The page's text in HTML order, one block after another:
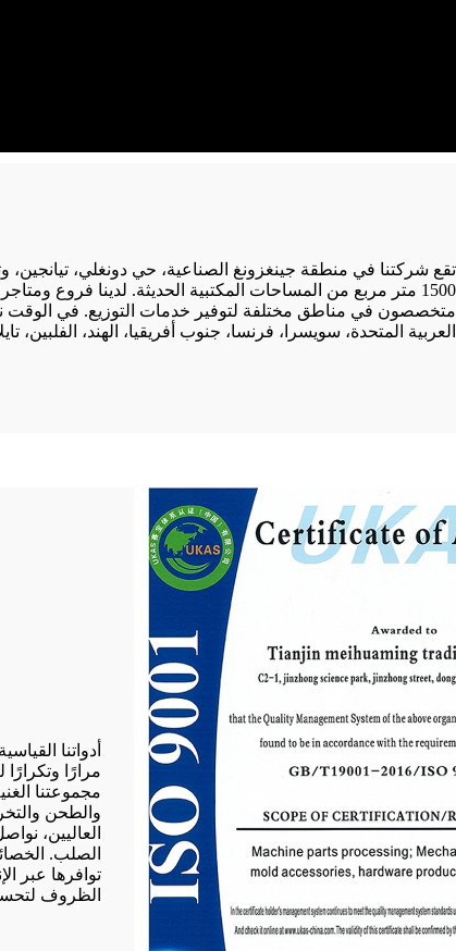
1500 متر مربع من المساحات المكتبية الحديثة. لدينا فروع
متخصصون في مناطق مختلفة لتوفير خدمات التوزيع. في الوقت
العربية المتحدة، سويسرا، فرنسا، جنوب أفريقيا، الهند، الفلبين،
أدواتنا
مجموعتنا
والطحن
العاليين،
الصلب.
توافرها عبر
الظروف